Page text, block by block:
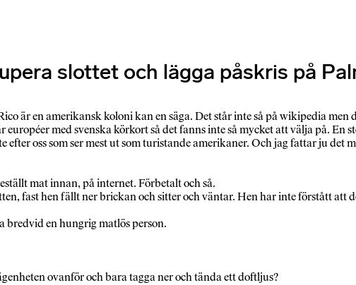
slottet och lägga påskris på
är en amerikansk koloni kan en säga. Det står inte så på wikipedia men
med svenska körkort så det fanns inte så mycket att välja på.
efter oss som ser mest ut som turistande amerikaner. Och jag fattar ju
mat innan, på internet. Förbetalt och så.
fast hen fällt ner brickan och sitter och väntar. Hen har inte förstått att
bredvid en hungrig matlös person.
ovanför och bara tagga ner och tända ett doftljus?